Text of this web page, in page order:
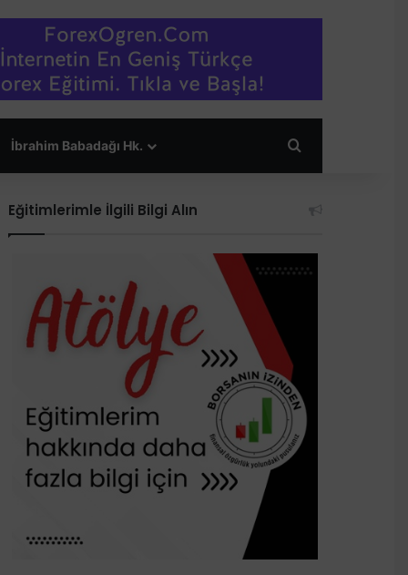
İbrahim Babadağı Hk.
Eğitimlerimle İlgili Bilgi Alın